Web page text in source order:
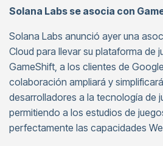
Solana Labs se asocia con
Solana Labs anunció ayer una
Cloud para llevar su plataforma de
GameShift, a los clientes de
colaboración ampliará y
desarrolladores a la tecnología de
permitiendo a los estudios de
perfectamente las capacidades